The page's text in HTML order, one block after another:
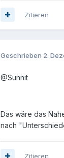
Zitieren
Geschrieben 2.
@Sunnit
Das wäre das
nach
Zitieren